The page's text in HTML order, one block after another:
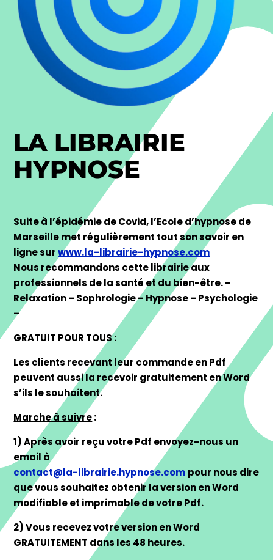
LA LIBRAIRIE
HYPNOSE
Suite à l’épidémie de Covid, l’Ecole d’hypnose de
Marseille met régulièrement tout son savoir en
ligne surwww.la-librairie-hypnose.com
Nous recommandons cette librairie aux
professionnels de la santé et du bien-être. –
Relaxation – Sophrologie – Hypnose – Psychologie
–
GRATUIT POUR TOUS:
Les clients recevant leur commande en Pdf
peuvent aussi la recevoir gratuitement en Word
s’ils le souhaitent.
Marche à suivre:
1) Après avoir reçu votre Pdf envoyez-nous un
email à
contact@la-librairie.hypnose.com pour nous dire
que vous souhaitez obtenir la version en Word
modifiable et imprimable de votre Pdf.
2) Vous recevez votre version en Word
GRATUITEMENT dans les 48 heures.